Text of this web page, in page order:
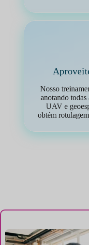
Nosso
anotando todas
UAV e
obtém